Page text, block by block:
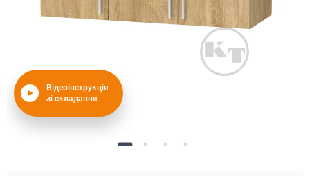
Відеоінструкція
зі складання